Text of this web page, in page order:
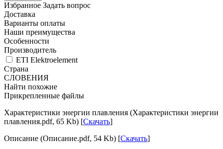
Избранное Задать вопрос
Доставка
Варианты оплаты
Наши преимущества
Особенности
Производитель
ETI Elektroelement
Страна
СЛОВЕНИЯ
Найти похожие
Прикрепленные файлы
Характеристики энергии плавления (Характеристики энергии
плавления.pdf, 65 Kb) [Скачать]
Описание (Описание.pdf, 54 Kb) [Скачать]